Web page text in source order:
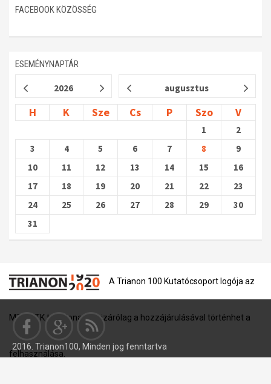
FACEBOOK KÖZÖSSÉG
ESEMÉNYNAPTÁR
2026 augusztus
H K Sze Cs P Szo V
1
2
3
4 5 6 7 8
9
10
11 12 13 14 15
16
17
18 19 20 21 22
23
24
25 26 27 28 29
30
31
A Trianon 100 Kutatócsoport logója az
MTA BTK tulajdona, és kizárólag a hozzájárulásával történhet a
felhasználása.
2016. Trianon100, Minden jog fenntartva